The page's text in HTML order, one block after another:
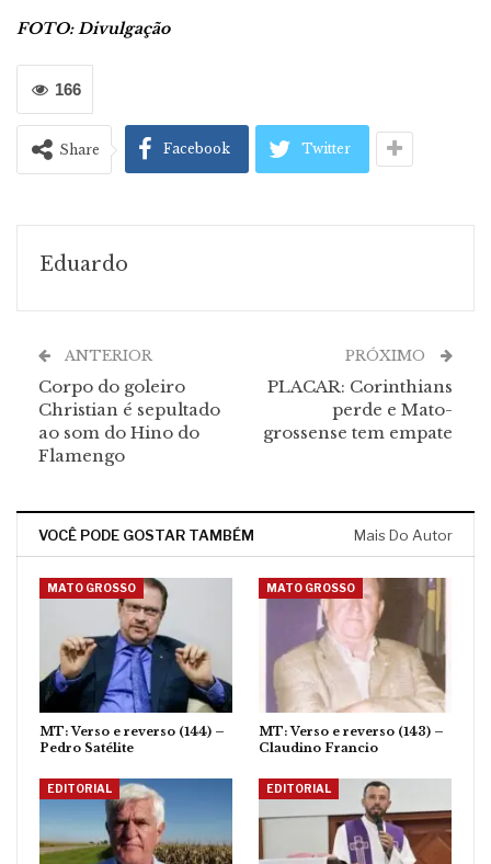
FOTO: Divulgação
166
Share Facebook Twitter
Eduardo
ANTERIOR
Corpo do goleiro
Christian é sepultado
ao som do Hino do
Flamengo
PRÓXIMO
PLACAR: Corinthians
perde e Mato-
grossense tem empate
VOCÊ PODE GOSTAR TAMBÉM Mais Do Autor
MATO GROSSO
MT: Verso e reverso (144) –
Pedro Satélite
MATO GROSSO
MT: Verso e reverso (143) –
Claudino Francio
EDITORIAL EDITORIAL